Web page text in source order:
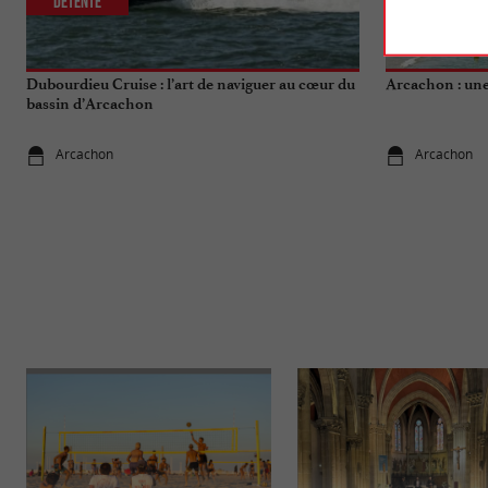
Dubourdieu Cruise : l’art de naviguer au cœur du
bassin d’Arcachon
Arcachon
Arcachon :
Arcachon